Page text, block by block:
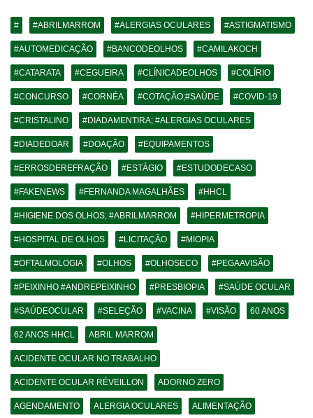
# #ABRILMARROM #ALERGIAS OCULARES #ASTIGMATISMO
#AUTOMEDICAÇÃO #BANCODEOLHOS #CAMILAKOCH
#CATARATA #CEGUEIRA #CLÍNICADEOLHOS #COLÍRIO
#CONCURSO #CORNÉA #COTAÇÃO;#SAÚDE #COVID-19
#CRISTALINO #DIADAMENTIRA; #ALERGIAS OCULARES
#DIADEDOAR #DOAÇÃO #EQUIPAMENTOS
#ERROSDEREFRAÇÃO #ESTÁGIO #ESTUDODECASO
#FAKENEWS #FERNANDA MAGALHÃES #HHCL
#HIGIENE DOS OLHOS; #ABRILMARROM #HIPERMETROPIA
#HOSPITAL DE OLHOS #LICITAÇÃO #MIOPIA
#OFTALMOLOGIA #OLHOS #OLHOSECO #PEGAAVISÃO
#PEIXINHO #ANDREPEIXINHO #PRESBIOPIA #SAÚDE OCULAR
#SAÚDEOCULAR #SELEÇÃO #VACINA #VISÃO 60 ANOS
62 ANOS HHCL ABRIL MARROM
ACIDENTE OCULAR NO TRABALHO
ACIDENTE OCULAR RÉVEILLON ADORNO ZERO
AGENDAMENTO ALERGIA OCULARES ALIMENTAÇÃO